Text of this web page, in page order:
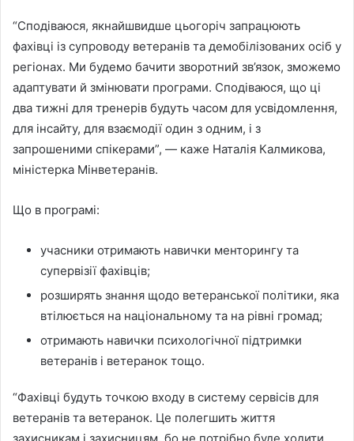
“Сподіваюся, якнайшвидше цьогоріч запрацюють
фахівці із супроводу ветеранів та демобілізованих осіб у
регіонах. Ми будемо бачити зворотний зв’язок, зможемо
адаптувати й змінювати програми. Сподіваюся, що ці
два тижні для тренерів будуть часом для усвідомлення,
для інсайту, для взаємодії один з одним, і з
запрошеними спікерами”, — каже Наталія Калмикова,
міністерка Мінветеранів.
Що в програмі:
учасники отримають навички менторингу та
супервізії фахівців;
розширять знання щодо ветеранської політики, яка
втілюється на національному та на рівні громад;
отримають навички психологічної підтримки
ветеранів і ветеранок тощо.
“Фахівці будуть точкою входу в систему сервісів для
ветеранів та ветеранок. Це полегшить життя